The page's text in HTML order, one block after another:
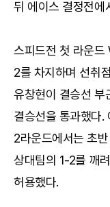
뒤 에이스 결정전에
스피드전 첫 라운
2를 차지하며 선취
유창현이 결승선 부
결승선을 통과했다.
2라운드에서는 초
상대팀의 1-2를 깨
허용했다.